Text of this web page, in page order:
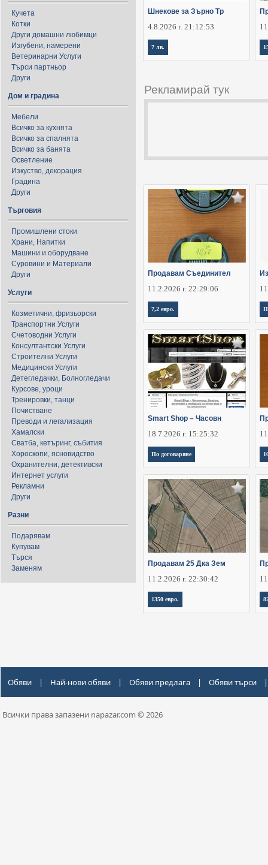
Кучета
Котки
Други домашни любимци
Изгубени, намерени
Ветеринарни Услуги
Търси партньор
Други
Дом и градина
Мебели
Всичко за кухнята
Всичко за спалнята
Всичко за банята
Осветление
Изкуство, декорация
Градина
Други
Търговия
Промишлени стоки
Храни, Напитки
Машини и оборудване
Суровини и Материали
Други
Услуги
Козметични, фризьорски
Транспортни Услуги
Счетоводни Услуги
Консултантски Услуги
Строителни Услуги
Медицински Услуги
Детегледачки, Болногледачи
Курсове, уроци
Тренировки, танци
Почистване
Преводи и легализация
Хамалски
Сватба, кетъринг, събития
Хороскопи, ясновидство
Охранителни, детективски
Интернет услуги
Рекламни
Други
Разни
Подарявам
Купувам
Търся
Заменям
Шнекове за Зърно Тр
4.8.2026 г. 21:12:53
7 лв.
Рекламирай тук
Продавам Съединител
11.2.2026 г. 22:29:06
7,2 евро.
Smart Shop – Часовн
18.7.2026 г. 15:25:32
По договаряне
Продавам 25 Дка Зем
11.2.2026 г. 22:30:42
1350 евро.
Обяви | Най-нови обяви | Обяви предлага | Обяви търси |
Всички права запазени napazar.com © 2026